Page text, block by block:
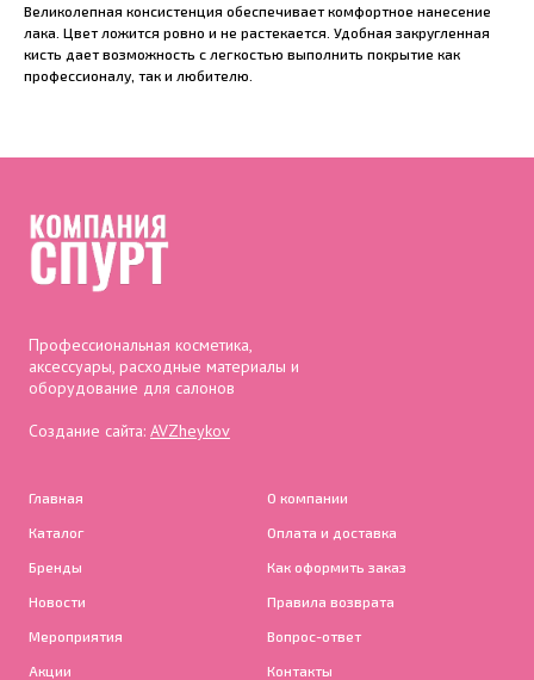
Великолепная консистенция обеспечивает комфортное нанесение
лака. Цвет ложится ровно и не растекается. Удобная закругленная
кисть дает возможность с легкостью выполнить покрытие как
профессионалу, так и любителю.
Профессиональная косметика,
аксессуары, расходные материалы и
оборудование для салонов
Создание сайта: AVZheykov
Главная
Каталог
Бренды
Новости
Мероприятия
Акции
О компании
Оплата и доставка
Как оформить заказ
Правила возврата
Вопрос-ответ
Контакты